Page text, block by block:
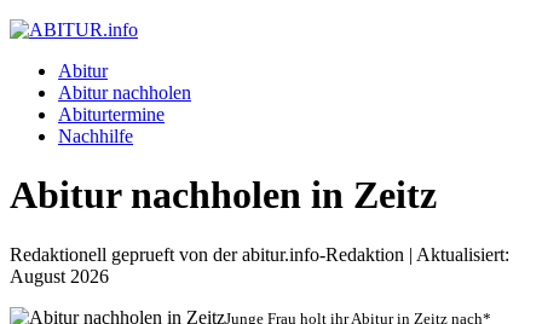
Abitur
Abitur nachholen
Abiturtermine
Nachhilfe
Abitur nachholen in Zeitz
Redaktionell geprueft von der abitur.info-Redaktion | Aktualisiert:
August 2026
Junge Frau holt ihr Abitur in Zeitz nach*